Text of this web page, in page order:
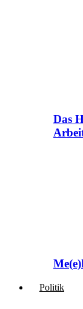
Das
Politik